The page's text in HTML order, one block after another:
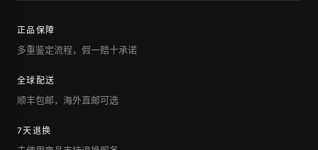
正品保障
多重鉴定流程，假一赔十承诺
全球配送
顺丰包邮，海外直邮可选
7天退换